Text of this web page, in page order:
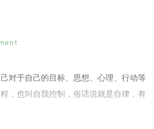
对于自己的目标、思想、心理、行动等
，也叫自我控制，俗话说就是自律，有